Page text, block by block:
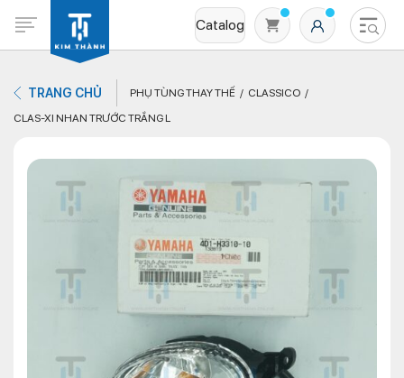
Catalog
Không có sản phẩm nào trong giỏ hàng
TRANG CHỦ PHỤ TÙNG THAY THẾ
CLASSICO
CLAS-XI NHAN TRƯỚC TRẮNG L